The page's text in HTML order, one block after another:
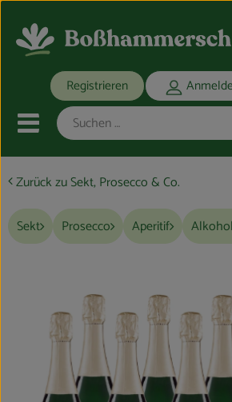
Registrieren
Mobiles Menu
ANGEBOTE
REGIONALES
Obst & Gemüse
Zurück zu Sekt, Prosecco & Co.
Sekt Prosecco Aperitif